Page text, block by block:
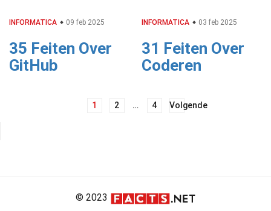
INFORMATICA 09 feb 2025
35 Feiten Over
GitHub
INFORMATICA 03 feb 2025
31 Feiten Over
Coderen
Berichtnavigatie
1 2 … 4 Volgende
© 2023